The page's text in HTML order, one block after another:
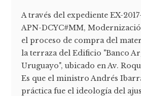
A través del expediente EX-
APN-DCYC#MM,
el proceso de compra del
la terraza del Edificio "Banco
Uruguayo", ubicado en Av.
Es que el ministro Andrés
práctica fue el ideología del